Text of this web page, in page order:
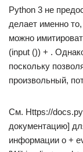
Python 3 не
делает именно
можно
(input ()) + .
поскольку
произвольный,
См. Https://
документацию]
информации о +